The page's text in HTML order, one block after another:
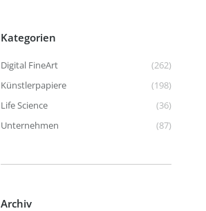
Kategorien
Digital FineArt
(262)
Künstlerpapiere
(198)
Life Science
(36)
Unternehmen
(87)
Archiv